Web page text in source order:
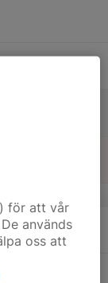
för att vår
används
oss att